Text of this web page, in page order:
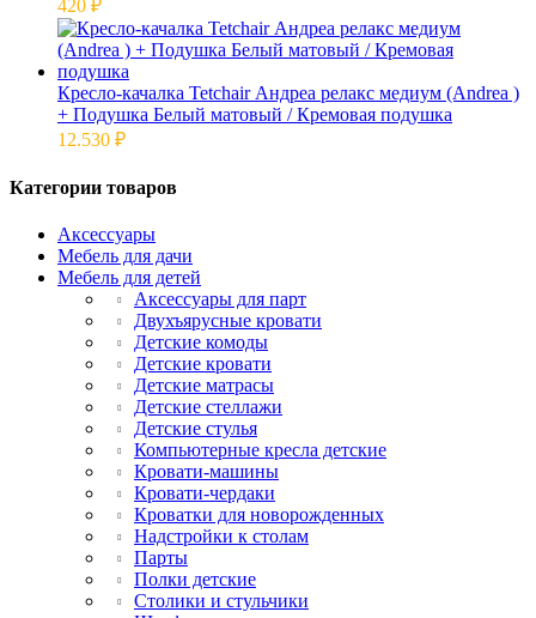
420 ₽
Кресло-качалка Tetchair Андреа релакс медиум (Andrea )
+ Подушка Белый матовый / Кремовая подушка
12.530 ₽
Категории товаров
Аксессуары
Мебель для дачи
Мебель для детей
Аксессуары для парт
Двухъярусные кровати
Детские комоды
Детские кровати
Детские матрасы
Детские стеллажи
Детские стулья
Компьютерные кресла детские
Кровати-машины
Кровати-чердаки
Кроватки для новорожденных
Надстройки к столам
Парты
Полки детские
Столики и стульчики